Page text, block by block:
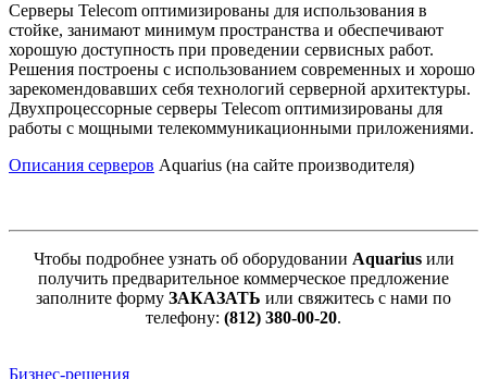
Серверы Telecom оптимизированы для использования в
стойке, занимают минимум пространства и обеспечивают
хорошую доступность при проведении сервисных работ.
Решения построены с использованием современных и хорошо
зарекомендовавших себя технологий серверной архитектуры.
Двухпроцессорные серверы Telecom оптимизированы для
работы с мощными телекоммуникационными приложениями.
Описания серверов Aquarius (на сайте производителя)
Чтобы подробнее узнать об оборудовании Aquariusили
получить предварительное коммерческое предложение
заполните форму ЗАКАЗАТЬ или свяжитесь с нами по
телефону: (812) 380-00-20.
Бизнес-решения